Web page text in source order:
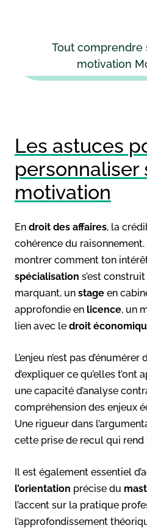
Tout comprendre
motivation
Les astuces
personnaliser
motivation
En droit des affaires, la
cohérence du
montrer comment ton
spécialisation s’est
marquant, un stage en
approfondie en licence, un
lien avec le droit
L’enjeu n’est pas d’énumérer
d’expliquer ce qu’elles
une capacité d’analyse
compréhension des enjeux
Une rigueur dans
cette prise de recul qui
Il est également essentiel
l’orientation précise du
l’accent sur la pratique
l’approfondissement